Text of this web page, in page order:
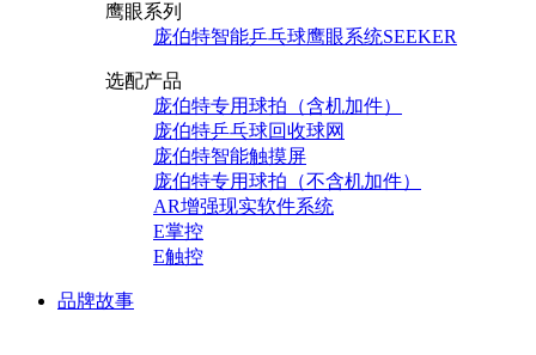
鹰眼系列
庞伯特智能乒乓球鹰眼系统SEEKER
选配产品
庞伯特专用球拍（含机加件）
庞伯特乒乓球回收球网
庞伯特智能触摸屏
庞伯特专用球拍（不含机加件）
AR增强现实软件系统
E掌控
E触控
品牌故事